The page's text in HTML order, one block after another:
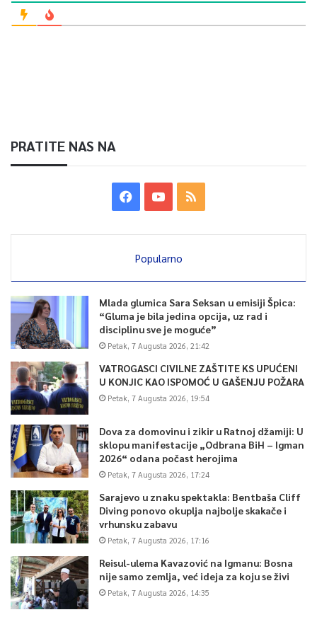
PRATITE NAS NA
Popularno
Mlada glumica Sara Seksan u emisiji Špica:
“Gluma je bila jedina opcija, uz rad i
disciplinu sve je moguće”
Petak, 7 Augusta 2026, 21:42
VATROGASCI CIVILNE ZAŠTITE KS UPUĆENI
U KONJIC KAO ISPOMOĆ U GAŠENJU POŽARA
Petak, 7 Augusta 2026, 19:54
Dova za domovinu i zikir u Ratnoj džamiji: U
sklopu manifestacije „Odbrana BiH – Igman
2026“ odana počast herojima
Petak, 7 Augusta 2026, 17:24
Sarajevo u znaku spektakla: Bentbaša Cliff
Diving ponovo okuplja najbolje skakače i
vrhunsku zabavu
Petak, 7 Augusta 2026, 17:16
Reisul-ulema Kavazović na Igmanu: Bosna
nije samo zemlja, već ideja za koju se živi
Petak, 7 Augusta 2026, 14:35